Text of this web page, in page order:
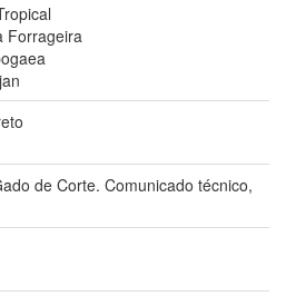
Forrageira
de Corte. Comunicado técnico,